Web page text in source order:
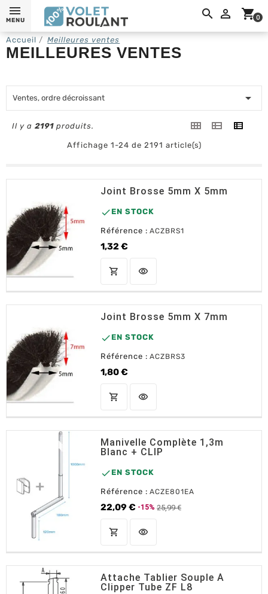
 shopping_cart0
MENU
Accueil Meilleures ventes
MEILLEURES VENTES
Ventes, ordre décroissant 
Il y a 2191 produits.
Affichage 1-24 de 2191 article(s)
Joint Brosse 5mm X 5mm
 EN STOCK
Référence : ACZBRS1
1,32 €
Prix
shopping_cart AJOUTER AU PANIER
visibility
Joint Brosse 5mm X 7mm
 EN STOCK
Référence : ACZBRS3
1,80 €
Prix
shopping_cart AJOUTER AU PANIER
visibility
Manivelle Complète 1,3m
Blanc + CLIP
 EN STOCK
Référence : ACZE801EA
22,09 €
Prix de base
-15% 25,99 €
Prix
shopping_cart AJOUTER AU PANIER
visibility
Attache Tablier Souple À
Clipper Tube ZF L8